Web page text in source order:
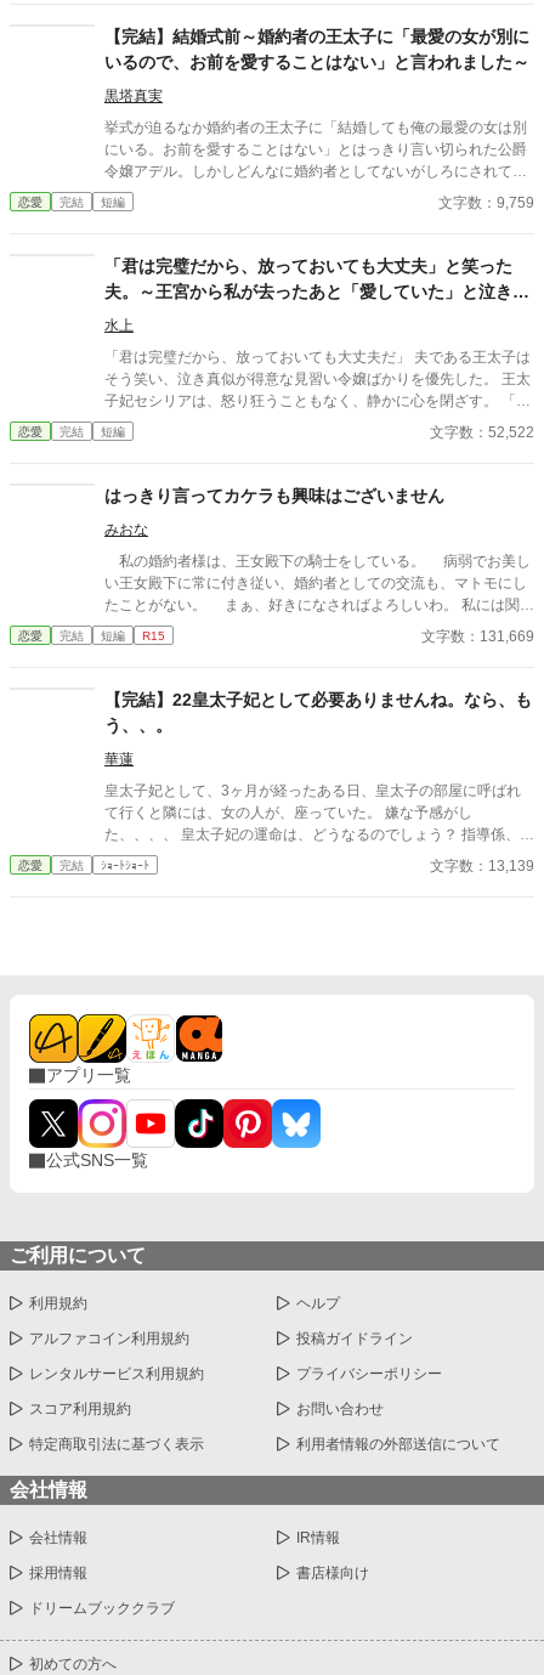
【完結】結婚式前～婚約者の王太子に「最愛の女が別に
いるので、お前を愛することはない」と言われました～
黒塔真実
挙式が迫るなか婚約者の王太子に「結婚しても俺の最愛の女は別
にいる。お前を愛することはない」とはっきり言い切られた公爵
令嬢アデル。しかしどんなに婚約者としてないがしろにされても
女性としての誇りを傷つけられても彼女は平気だった。なぜなら
大切な「心の拠り所」があるから……。しかし、王立学園の卒業
を受けるのだった―― ※神視点。■なろうにも別タイトルで重
複投稿←【ジャンル日間4位】。
恋愛 完結 短編 文字数：9,759
「君は完璧だから、放っておいても大丈夫」と笑った
夫。～王宮から私が去ったあと「愛していた」と泣きつ
いても、もう手遅れです～
水上
「君は完璧だから、放っておいても大丈夫だ」 夫である王太子は
そう笑い、泣き真似が得意な見習い令嬢ばかりを優先した。 王太
子妃セシリアは、怒り狂うこともなく、静かに心を閉ざす。 「左
様でございますか」 彼女は夫への期待というノイズを遮断し、離
縁の準備を始めた。
恋愛 完結 短編 文字数：52,522
はっきり言ってカケラも興味はございません
みおな
私の婚約者様は、王女殿下の騎士をしている。 病弱でお美し
い王女殿下に常に付き従い、婚約者としての交流も、マトモにし
たことがない。 まぁ、好きになさればよろしいわ。 私には関係
ないことですから。
恋愛 完結 短編 R15 文字数：131,669
【完結】22皇太子妃として必要ありませんね。なら、も
う、、。
華蓮
皇太子妃として、3ヶ月が経ったある日、皇太子の部屋に呼ばれ
て行くと隣には、女の人が、座っていた。 嫌な予感がし
た、、、、 皇太子妃の運命は、どうなるのでしょう？ 指導係、教
育係編Part1
恋愛 完結 ｼｮｰﾄｼｮｰﾄ 文字数：13,139
アプリ一覧
公式SNS一覧
ご利用について
利用規約 ヘルプ
アルファコイン利用規約 投稿ガイドライン
レンタルサービス利用規約 プライバシーポリシー
スコア利用規約 お問い合わせ
特定商取引法に基づく表示 利用者情報の外部送信について
会社情報
会社情報 IR情報
採用情報 書店様向け
ドリームブッククラブ
初めての方へ